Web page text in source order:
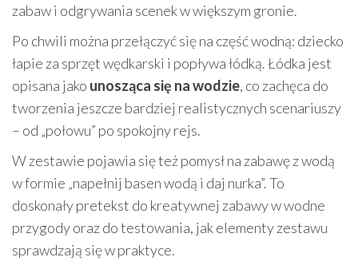
zabaw i odgrywania scenek w większym gronie.
Po chwili można przełączyć się na część wodną: dziecko
łapie za sprzęt wędkarski i popływa łódką. Łódka jest
opisana jako unosząca się na wodzie, co zachęca do
tworzenia jeszcze bardziej realistycznych scenariuszy
– od „połowu” po spokojny rejs.
W zestawie pojawia się też pomysł na zabawę z wodą
w formie „napełnij basen wodą i daj nurka”. To
doskonały pretekst do kreatywnej zabawy w wodne
przygody oraz do testowania, jak elementy zestawu
sprawdzają się w praktyce.